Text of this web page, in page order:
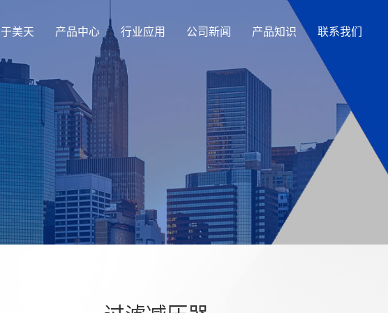
美天 产品中心 行业应用 公司新闻 产品知识 联系我们